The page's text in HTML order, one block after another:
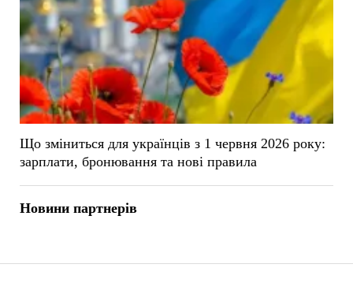
Що зміниться для українців з 1 червня 2026 року:
зарплати, бронювання та нові правила
Новини партнерів